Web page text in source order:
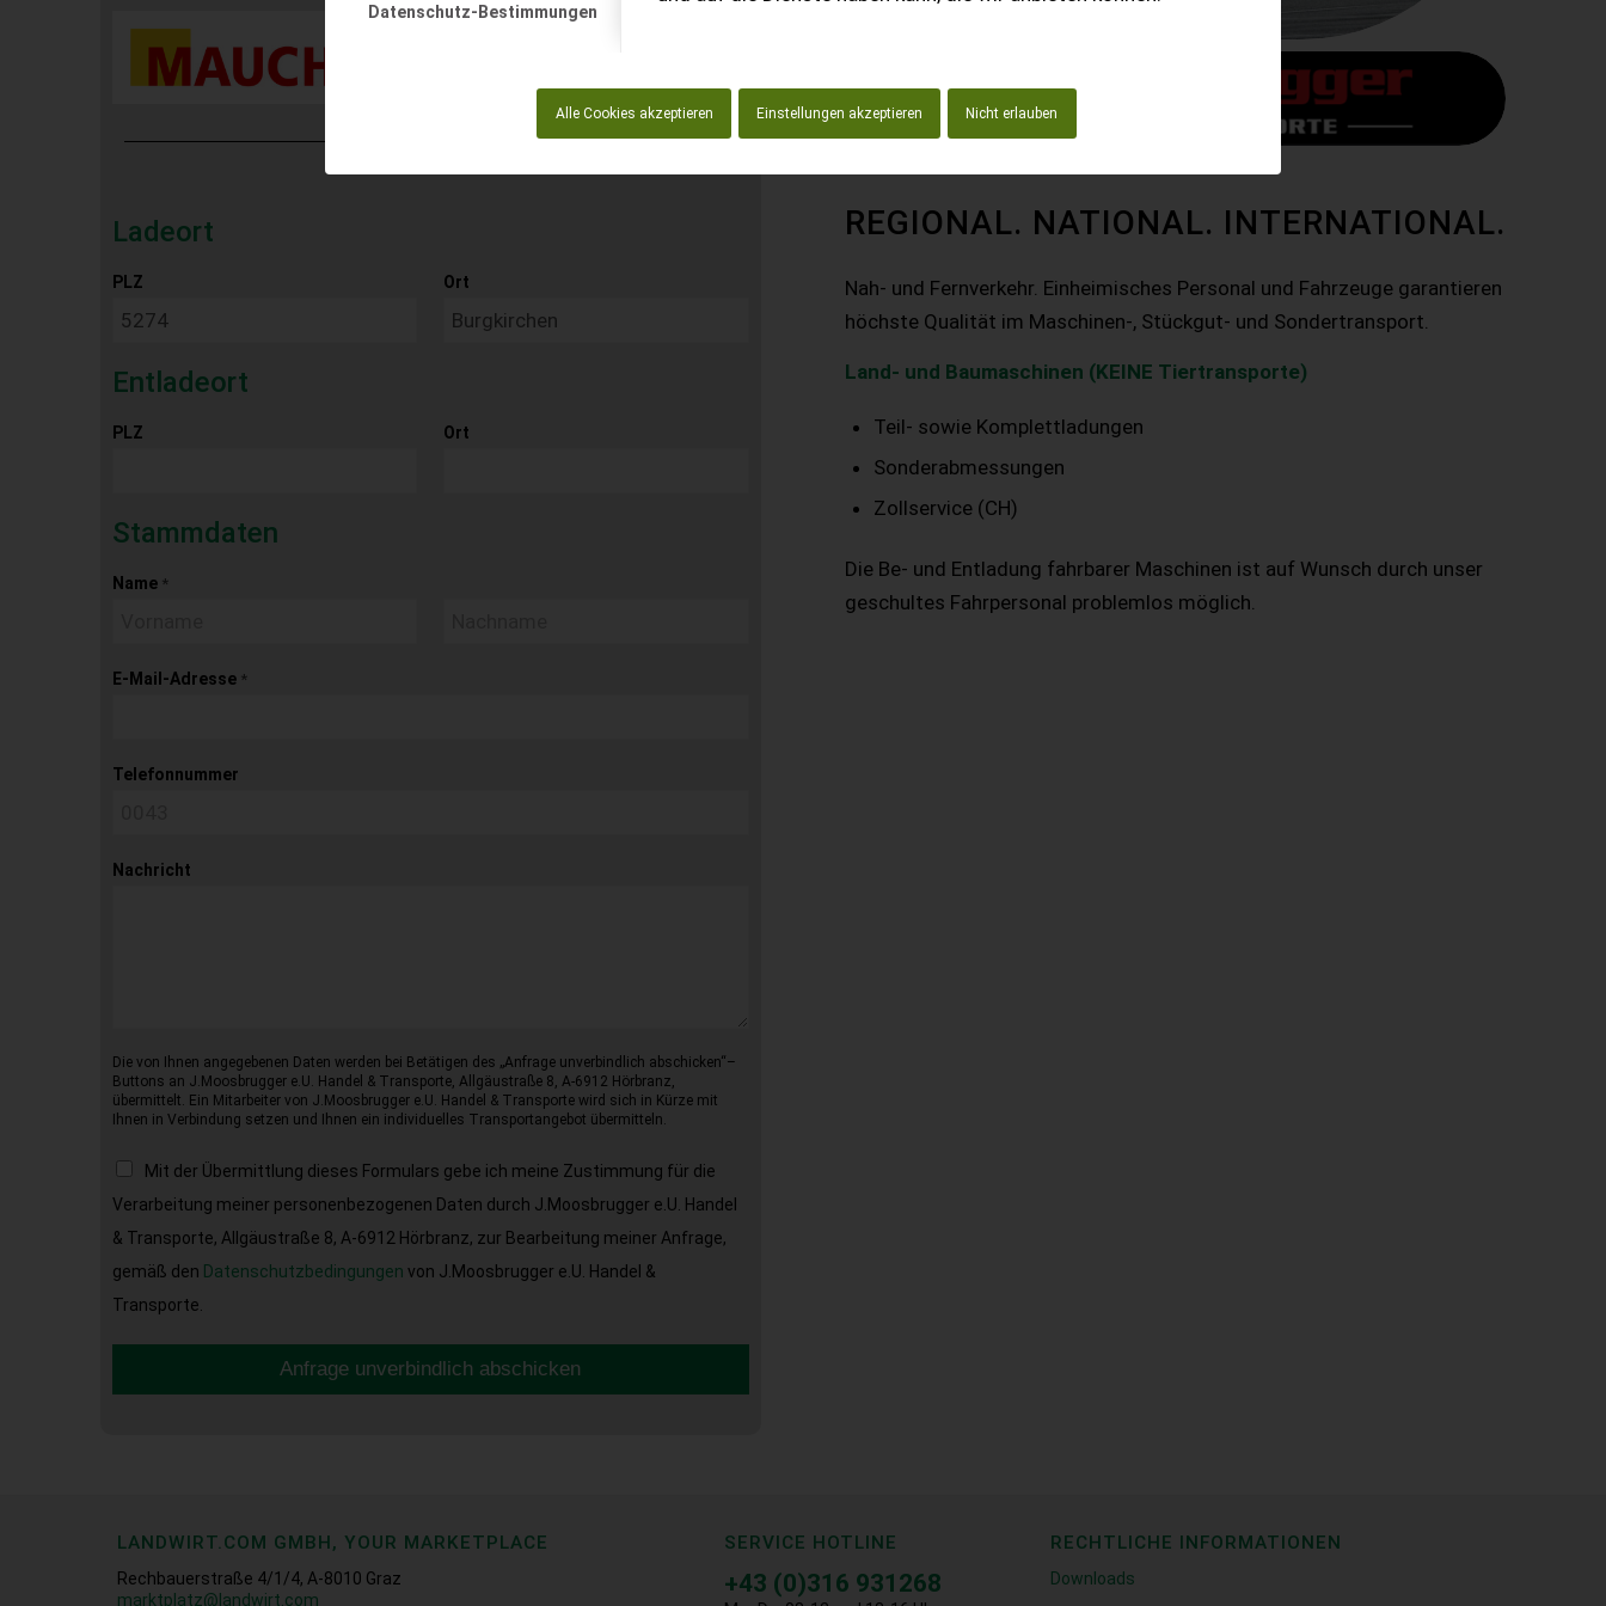
Datenschutz-Bestimmungen
Alle Cookies akzeptieren Einstellungen akzeptieren Nicht erlauben
Ladeort
PLZ Ort
Entladeort
PLZ Ort
Stammdaten
Name *
E-Mail-Adresse *
Telefonnummer
Nachricht
Die von Ihnen angegebenen Daten werden bei Betätigen des „Anfrage unverbindlich abschicken“–
Buttons an J.Moosbrugger e.U. Handel & Transporte, Allgäustraße 8, A-6912 Hörbranz,
übermittelt. Ein Mitarbeiter von J.Moosbrugger e.U. Handel & Transporte wird sich in Kürze mit
Ihnen in Verbindung setzen und Ihnen ein individuelles Transportangebot übermitteln.
Mit der Übermittlung dieses Formulars gebe ich meine Zustimmung für die
Verarbeitung meiner personenbezogenen Daten durch J.Moosbrugger e.U. Handel
& Transporte, Allgäustraße 8, A-6912 Hörbranz, zur Bearbeitung meiner Anfrage,
gemäß den Datenschutzbedingungen von J.Moosbrugger e.U. Handel &
Transporte.
Anfrage unverbindlich abschicken
REGIONAL. NATIONAL. INTERNATIONAL.
Nah- und Fernverkehr. Einheimisches Personal und Fahrzeuge garantieren
höchste Qualität im Maschinen-, Stückgut- und Sondertransport.
Land- und Baumaschinen (KEINE Tiertransporte)
Teil- sowie Komplettladungen
Sonderabmessungen
Zollservice (CH)
Die Be- und Entladung fahrbarer Maschinen ist auf Wunsch durch unser
geschultes Fahrpersonal problemlos möglich.
LANDWIRT.COM GMBH, YOUR MARKETPLACE
Rechbauerstraße 4/1/4, A-8010 Graz
marktplatz@landwirt.com
SERVICE HOTLINE
+43 (0)316 931268
RECHTLICHE INFORMATIONEN
Downloads